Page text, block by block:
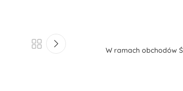
W ramach obchodów